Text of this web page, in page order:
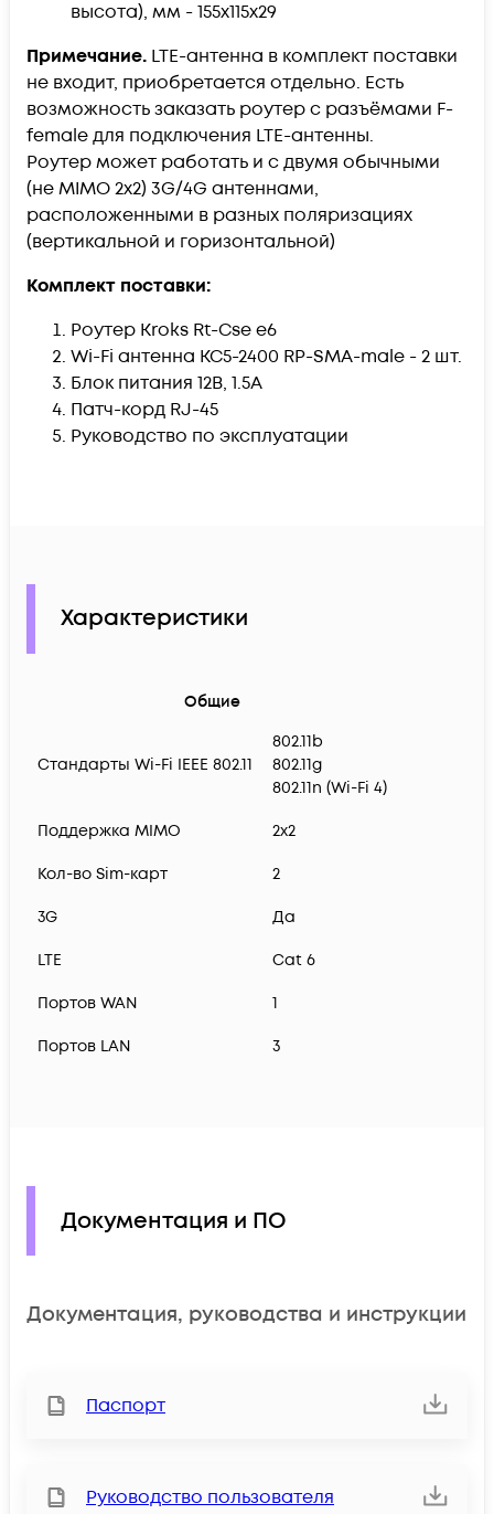
высота), мм - 155x115x29
Примечание. LTE-антенна в комплект поставки
не входит, приобретается отдельно. Есть
возможность заказать роутер с разъёмами F-
female для подключения LTE-антенны.
Роутер может работать и с двумя обычными
(не MIMO 2x2) 3G/4G антеннами,
расположенными в разных поляризациях
(вертикальной и горизонтальной)
Комплект поставки:
Роутер Kroks Rt-Cse e6
Wi-Fi антенна KC5-2400 RP-SMA-male - 2 шт.
Блок питания 12В, 1.5А
Патч-корд RJ-45
Руководство по эксплуатации
Характеристики
Общие
Стандарты Wi-Fi IEEE 802.11
802.11b
802.11g
802.11n (Wi-Fi 4)
Поддержка MIMO 2x2
Кол-во Sim-карт 2
3G Да
LTE Cat 6
Портов WAN 1
Портов LAN 3
Документация и ПО
Документация, руководства и инструкции
Паспорт
Руководство пользователя